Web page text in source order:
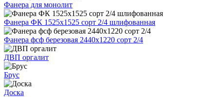
Фанера для монолит
Фанера ФК 1525х1525 сорт 2/4 шлифованная
Фанера фсф березовая 2440х1220 сорт 2/4
ДВП оргалит
Брус
Доска